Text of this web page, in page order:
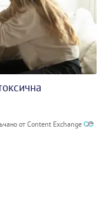
от Content Exchange